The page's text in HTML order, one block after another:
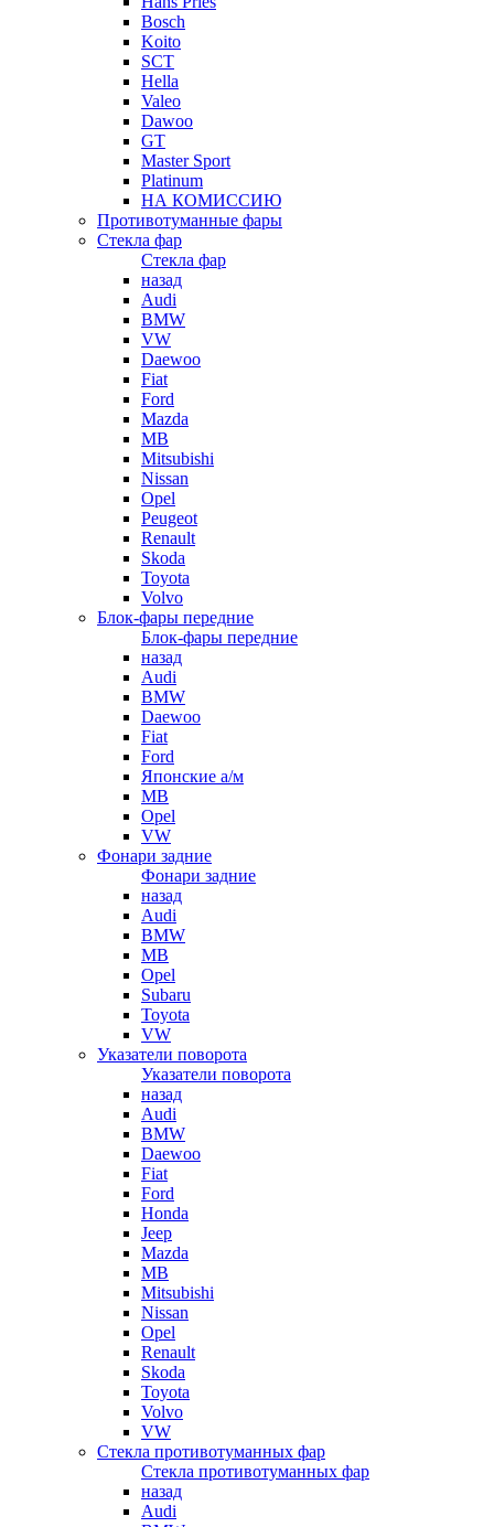
Bosch
Koito
SCT
Hella
Valeo
Dawoo
GT
Master Sport
Platinum
НА КОМИССИЮ
Противотуманные фары
Стекла фар
Стекла фар
назад
Audi
BMW
VW
Daewoo
Fiat
Ford
Mazda
MB
Mitsubishi
Nissan
Opel
Peugeot
Renault
Skoda
Toyota
Volvo
Блок-фары передние
Блок-фары передние
назад
Audi
BMW
Daewoo
Fiat
Ford
Японские а/м
MB
Opel
VW
Фонари задние
Фонари задние
назад
Audi
BMW
MB
Opel
Subaru
Toyota
VW
Указатели поворота
Указатели поворота
назад
Audi
BMW
Daewoo
Fiat
Ford
Honda
Jeep
Mazda
MB
Mitsubishi
Nissan
Opel
Renault
Skoda
Toyota
Volvo
VW
Стекла противотуманных фар
Стекла противотуманных фар
назад
Audi